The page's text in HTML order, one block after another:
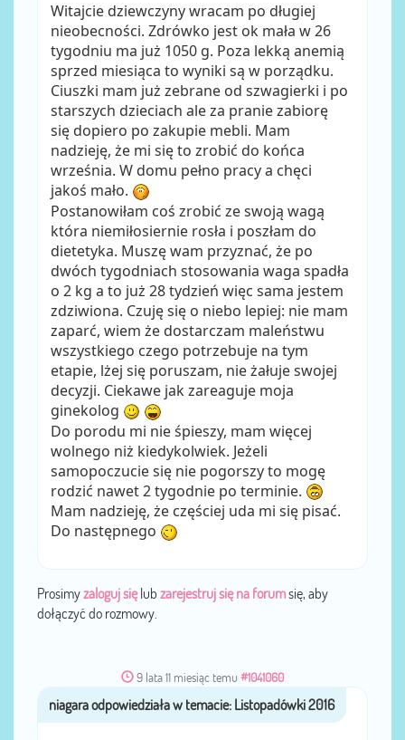
Witajcie dziewczyny wracam po długiej
nieobecności. Zdrówko jest ok mała w 26
tygodniu ma już 1050 g. Poza lekką anemią
sprzed miesiąca to wyniki są w porządku.
Ciuszki mam już zebrane od szwagierki i po
starszych dzieciach ale za pranie zabiorę
się dopiero po zakupie mebli. Mam
nadzieję, że mi się to zrobić do końca
września. W domu pełno pracy a chęci
jakoś mało.
Postanowiłam coś zrobić ze swoją wagą
która niemiłosiernie rosła i poszłam do
dietetyka. Muszę wam przyznać, że po
dwóch tygodniach stosowania waga spadła
o 2 kg a to już 28 tydzień więc sama jestem
zdziwiona. Czuję się o niebo lepiej: nie mam
zaparć, wiem że dostarczam maleństwu
wszystkiego czego potrzebuje na tym
etapie, lżej się poruszam, nie żałuje swojej
decyzji. Ciekawe jak zareaguje moja
ginekolog
Do porodu mi nie śpieszy, mam więcej
wolnego niż kiedykolwiek. Jeżeli
samopoczucie się nie pogorszy to mogę
rodzić nawet 2 tygodnie po terminie.
Mam nadzieję, że częściej uda mi się pisać.
Do następnego
Prosimyzaloguj sięlub zarejestruj się na forumsię, aby
dołączyć do rozmowy.
9 lata 11 miesiąc temu #1041060
przezniagara